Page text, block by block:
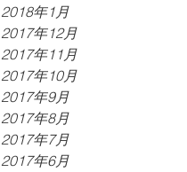
2018年1月
2017年12月
2017年11月
2017年10月
2017年9月
2017年8月
2017年7月
2017年6月